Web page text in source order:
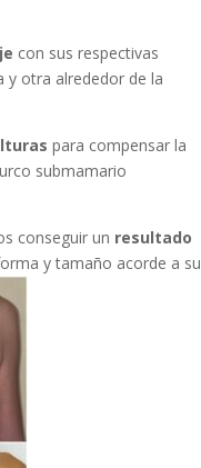
con sus respectivas
y otra alrededor de la
para compensar la
submamario
conseguir un resultado
y tamaño acorde a su